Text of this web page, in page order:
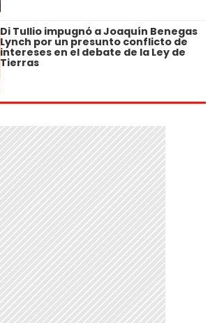
Di Tullio impugnó a Joaquín Benegas
Lynch por un presunto conflicto de
intereses en el debate de la Ley de
Tierras